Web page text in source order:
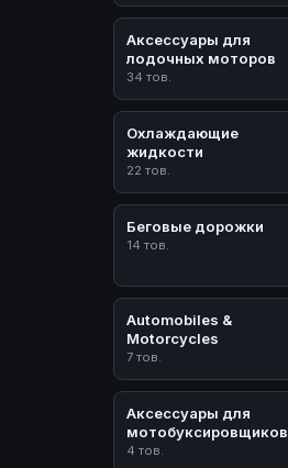
Аксессуары для
лодочных моторов
34 тов.
Охлаждающие
жидкости
22 тов.
Беговые дорожки
14 тов.
Automobiles &
Motorcycles
7 тов.
Аксессуары для
мотобуксировщиков
4 тов.